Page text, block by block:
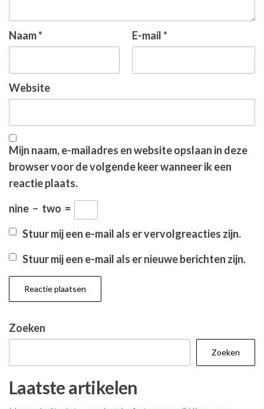
Naam* E-mail*
Website
Mijn naam, e-mailadres en website opslaan in deze
browser voor de volgende keer wanneer ik een
reactie plaats.
nine − two =
Stuur mij een e-mail als er vervolgreacties zijn.
Stuur mij een e-mail als er nieuwe berichten zijn.
Zoeken
Zoeken
Laatste artikelen